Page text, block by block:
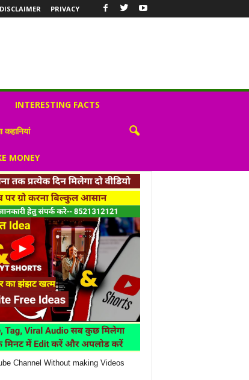
DISCLAIMER PRIVACY
INTERESTING FACTS
कहानियां
MONEY
Channel Without making Videos